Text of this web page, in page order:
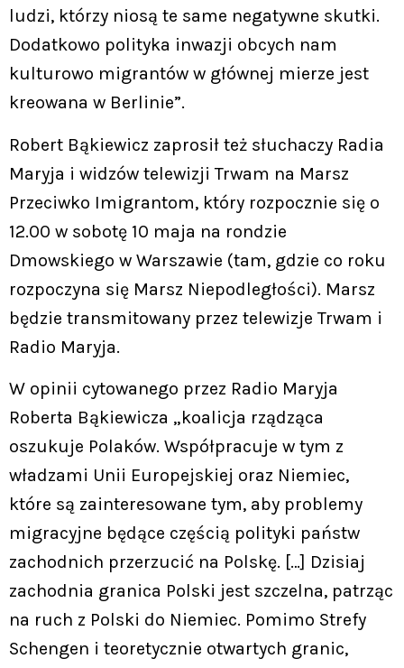
ludzi, którzy niosą te same negatywne skutki.
Dodatkowo polityka inwazji obcych nam
kulturowo migrantów w głównej mierze jest
kreowana w Berlinie”.
Robert Bąkiewicz zaprosił też słuchaczy Radia
Maryja i widzów telewizji Trwam na Marsz
Przeciwko Imigrantom, który rozpocznie się o
12.00 w sobotę 10 maja na rondzie
Dmowskiego w Warszawie (tam, gdzie co roku
rozpoczyna się Marsz Niepodległości). Marsz
będzie transmitowany przez telewizje Trwam i
Radio Maryja.
W opinii cytowanego przez Radio Maryja
Roberta Bąkiewicza „koalicja rządząca
oszukuje Polaków. Współpracuje w tym z
władzami Unii Europejskiej oraz Niemiec,
które są zainteresowane tym, aby problemy
migracyjne będące częścią polityki państw
zachodnich przerzucić na Polskę. […] Dzisiaj
zachodnia granica Polski jest szczelna, patrząc
na ruch z Polski do Niemiec. Pomimo Strefy
Schengen i teoretycznie otwartych granic,